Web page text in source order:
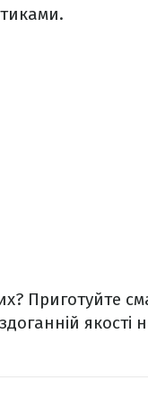
Приготуйте
якості